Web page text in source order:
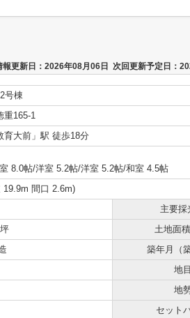
更新日：2026年08月06日 次回更新予定日：
号棟
重165-1
育大前」駅 徒歩18分
8.0帖/洋室 5.2帖/洋室 5.2帖/和室 4.5帖
19.9m 間口 2.6m)
主要採
土地面
築年月（
地目
地
セット